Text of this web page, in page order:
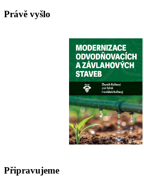
Právě vyšlo
Připravujeme